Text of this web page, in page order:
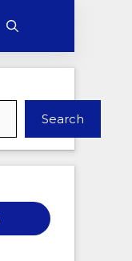
Search